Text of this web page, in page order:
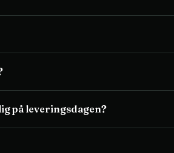
på leveringsdagen?